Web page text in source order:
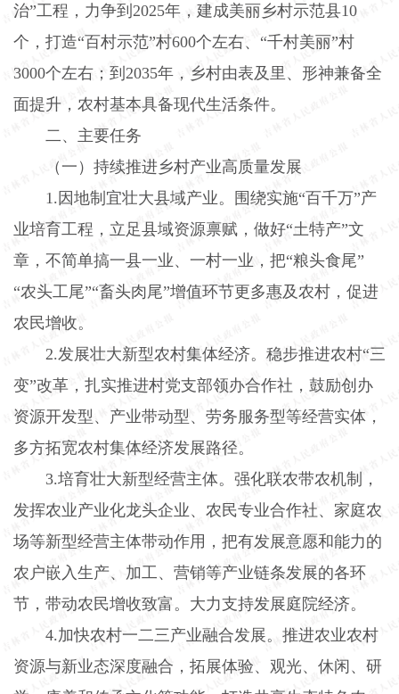
治”工程，力争到 2025年，建成美丽乡村示范县10
个，打造“百村示范”村600个左右、“千村美丽”村
3000个左右；到 2035年，乡村由表及里、形神兼备全
面提升，农村基本具备现代生活条件。
二、主要任务
（一）持续推进乡村产业高质量发展
1. 因地制宜壮大县域产业。围绕实施“百千万”产
业培育工程，立足县域资源禀赋，做好“土特产”文
章，不简单搞一县一业、一村一业，把“粮头食尾”
“农头工尾”“畜头肉尾”增值环节更多惠及农村，促进
农民增收。
2.发展壮大新型农村集体经济。稳步推进农村“三
变”改革，扎实推进村党支部领办合作社，鼓励创办
资源开发型、产业带动型、劳务服务型等经营实体，
多方拓宽农村集体经济发展路径。
3.培育壮大新型经营主体。强化联农带农机制，
发挥农业产业化龙头企业、农民专业合作社、家庭农
场等新型经营主体带动作用，把有发展意愿和能力的
农户嵌入生产、加工、营销等产业链条发展的各环
节，带动农民增收致富。大力支持发展庭院经济。
4.加快农村一二三产业融合发展。推进农业农村
资源与新业态深度融合，拓展体验、观光、休闲、研